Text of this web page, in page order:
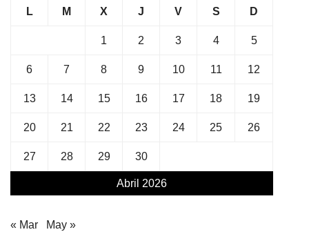
Abril 2026
L M X J V S D
1 2 3 4 5
6 7 8 9 10 11 12
13 14 15 16 17 18 19
20 21 22 23 24 25 26
27 28 29 30
« Mar May »